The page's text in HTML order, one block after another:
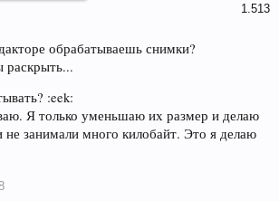
1.513
обрабатываешь снимки?
:eek:
Я только уменьшаю их размер и делаю
занимали много килобайт. Это я делаю